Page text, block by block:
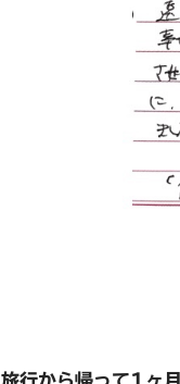
旅行から帰って1ヶ